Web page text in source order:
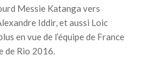
Messie Katanga vers
Iddir, et aussi Loic
en vue de l’équipe de France
de Rio 2016.